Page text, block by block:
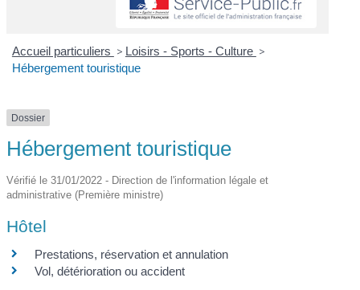
Accueil particuliers > Loisirs - Sports - Culture >
Hébergement touristique
Dossier
Hébergement touristique
Vérifié le 31/01/2022 - Direction de l'information légale et
administrative (Première ministre)
Hôtel
Prestations, réservation et annulation
Vol, détérioration ou accident